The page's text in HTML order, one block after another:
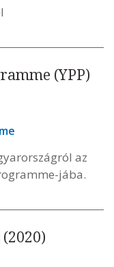
(YPP)
az
jába.